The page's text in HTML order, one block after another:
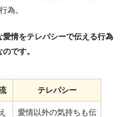
為。
情をテレパシーで伝える行為
です。
テレパシー
愛情以外の気持ちも伝